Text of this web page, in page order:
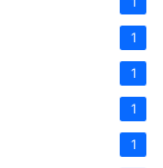
1
1
1
1